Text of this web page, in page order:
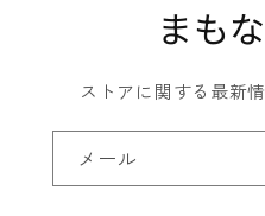
まも
ストアに関する最新
メール